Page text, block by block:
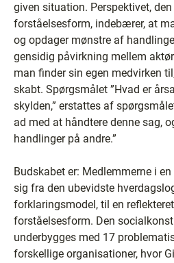
given situation. Perspektivet,
forståelsesform, indebærer, at
og opdager mønstre af
gensidig påvirkning mellem
man finder sin egen medvirken
skabt. Spørgsmålet ”Hvad er
skylden,” erstattes af
ad med at håndtere denne sag,
handlinger på andre.”
Budskabet er: Medlemmerne i
sig fra den ubevidste
forklaringsmodel, til en
forståelsesform. Den
underbygges med 17
forskellige organisationer, hvor